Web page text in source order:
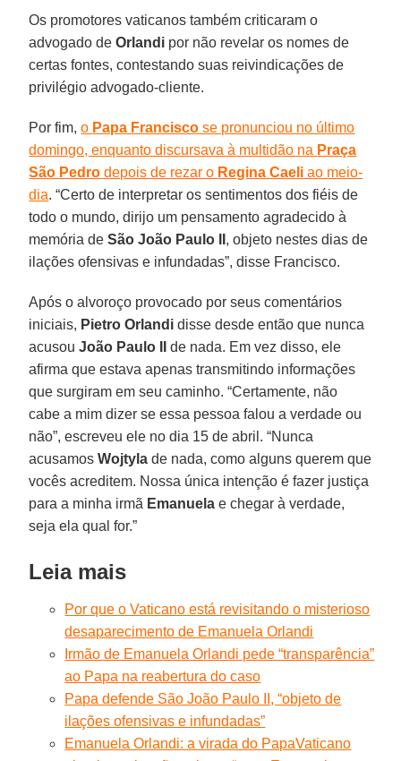
Os promotores vaticanos também criticaram o
advogado deOrlandi por não revelar os nomes de
certas fontes, contestando suas reivindicações de
privilégio advogado-cliente.
Por fim,o Papa Francisco se pronunciou no último
domingo, enquanto discursava à multidão na Praça
São Pedro depois de rezar o Regina Caeli ao meio-
dia. “Certo de interpretar os sentimentos dos fiéis de
todo o mundo, dirijo um pensamento agradecido à
memória deSão João Paulo II , objeto nestes dias de
ilações ofensivas e infundadas”, disse Francisco.
Após o alvoroço provocado por seus comentários
iniciais, Pietro Orlandi disse desde então que nunca
acusouJoão Paulo II
de nada. Em vez disso, ele
afirma que estava apenas transmitindo informações
que surgiram em seu caminho. “Certamente, não
cabe a mim dizer se essa pessoa falou a verdade ou
não”, escreveu ele no dia 15 de abril. “Nunca
acusamosWojtyla de nada, como alguns querem que
vocês acreditem. Nossa única intenção é fazer justiça
para a minha irmã Emanuela e chegar à verdade,
seja ela qual for.”
Leia mais
Por que o Vaticano está revisitando o misterioso
desaparecimento de Emanuela Orlandi
Irmão de Emanuela Orlandi pede “transparência”
ao Papa na reabertura do caso
Papa defende São João Paulo II, “objeto de
ilações ofensivas e infundadas”
Emanuela Orlandi: a virada do PapaVaticano